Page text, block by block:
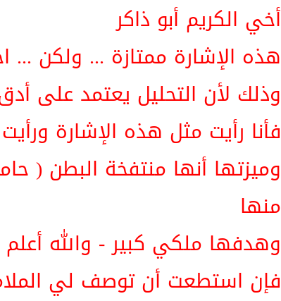
أخي الكريم أبو ذاكر
هذه الإشارة ممتازة ... ولكن ...
وذلك لأن التحليل يعتمد على
فأنا رأيت مثل هذه الإشارة
وميزتها أنها منتفخة البطن
منها
وهدفها ملكي كبير - والله أعلم
فإن استطعت أن توصف لي